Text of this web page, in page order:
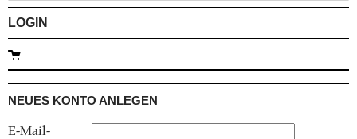
LOGIN
NEUES KONTO ANLEGEN
E-Mail-